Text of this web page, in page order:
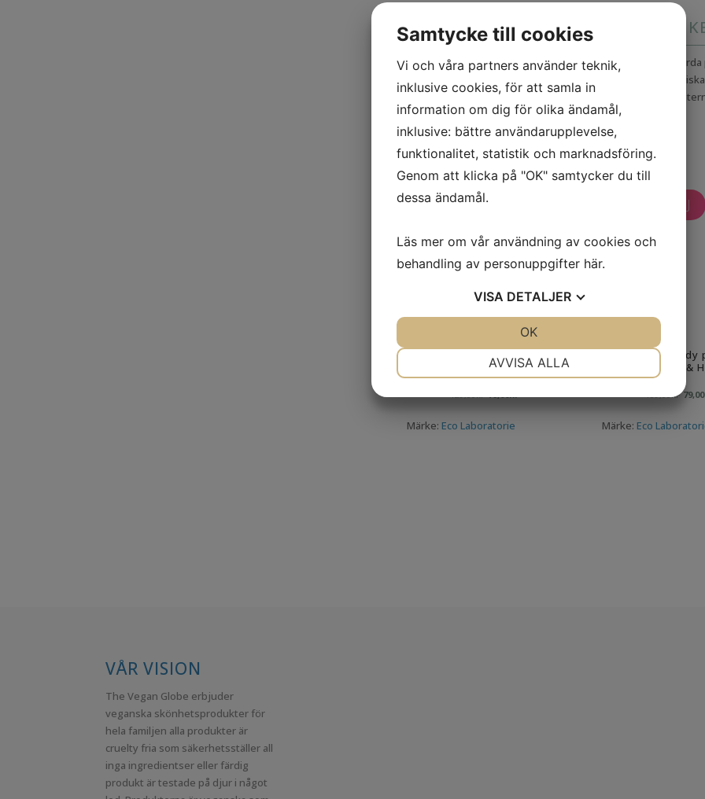
NATURLIG SKÖNHET UTAN
Eco Laboratorie är ett skönhetsmärke som erbjuder
kvalité, innehåller inga parabener, silikoner, SLS,
tillsatser. De organiska ingredienserna är certifierade av
(ECOCERT, BDIH, Cosmebio).
Självklart är produkterna helt fria från djurtester.
Visar alla 2 resultat
KAMPANJ
Eco Laboratorie Ekologisk
Body Butter Macadamiaolja
ursprungliga
priset
nuvarande
Märke: Eco Laboratorie
KAMPANJ
Ekologisk body
Macadamiaolja &
kr Det
79,00
Märke: Eco
VÅR VISION
The Vegan Globe erbjuder
veganska skönhetsprodukter för
hela familjen alla produkter är
cruelty fria som säkerhetsställer all
inga ingredientser eller färdig
produkt är testade på djur i något
Samtycke till cookies
Vi och våra partners använder teknik,
inklusive cookies, för att samla in
information om dig för olika ändamål,
inklusive: bättre användarupplevelse,
funktionalitet, statistik och marknadsföring.
Genom att klicka på "OK" samtycker du till
dessa ändamål.
Läs mer om vår användning av cookies och
behandling av personuppgifter här.
VISA DETALJER
AVVISA ALLA
OK